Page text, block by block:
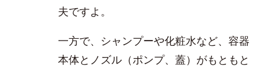
夫ですよ。
一方で、シャンプーや化粧水など、容器
本体とノズル（ポンプ、蓋）がもともと